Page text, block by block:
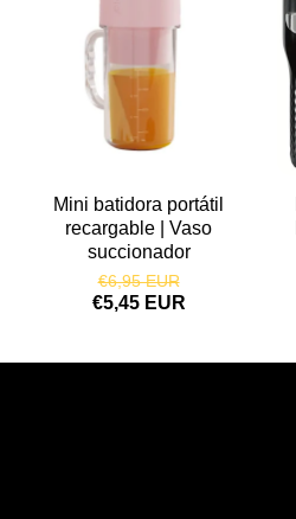
Mini batidora portátil
recargable | Vaso
succionador
€6,95 EUR
€5,45 EUR